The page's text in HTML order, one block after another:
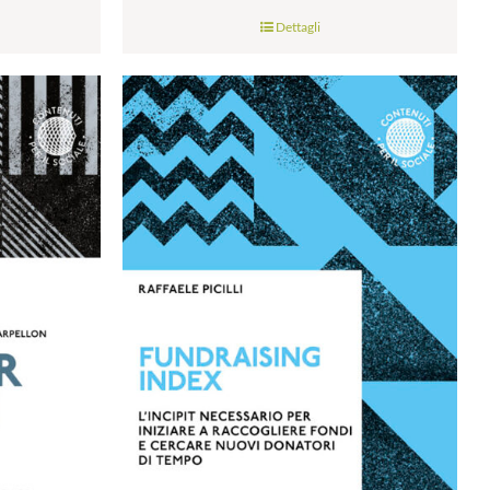
prezzo:
€9.99
a
€28.00
Dettagli